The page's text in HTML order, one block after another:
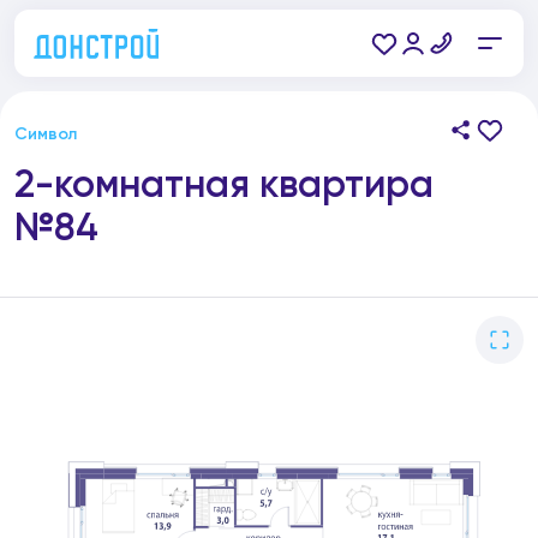
Символ
2-комнатная квартира
№84